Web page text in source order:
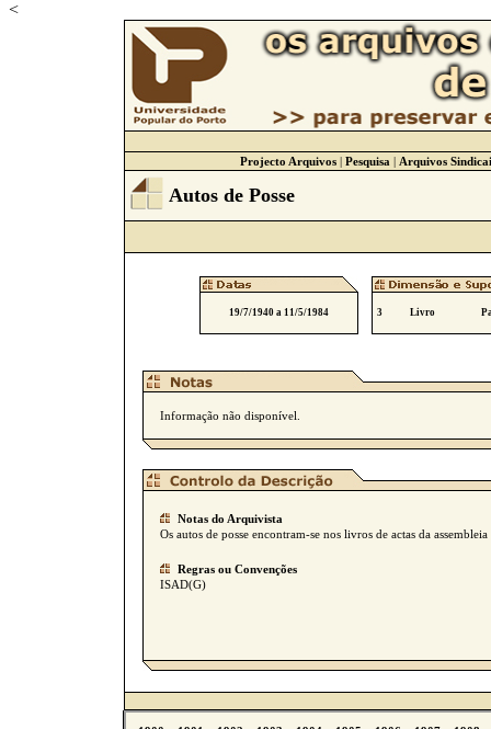
<
Projecto Arquivos| Pesquisa | Arquivos
Autos de Posse
19/7/1940 a 11/5/1984 3 Livro
Informação não disponível.
Notas do Arquivista
Os autos de posse encontram-se nos livros de actas da
Regras ou Convenções
ISAD(G)